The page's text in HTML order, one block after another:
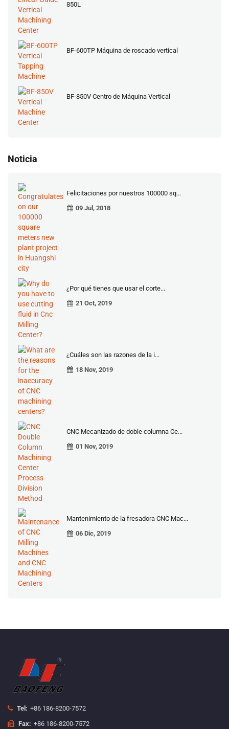
850L
BF-600TP Máquina de roscado vertical
BF-850V Centro de Máquina Vertical
Noticia
Felicitaciones por nuestros 100000 sq...
09 Jul, 2018
¿Por qué tienes que usar el corte...
21 Oct, 2019
¿Cuáles son las razones de la i...
18 Nov, 2019
CNC Mecanizado de doble columna Ce...
01 Nov, 2019
Mantenimiento de la fresadora CNC Mac...
06 Dic, 2019
Tel: +86 186-8200-7572
Fax: +86 186-8200-7572